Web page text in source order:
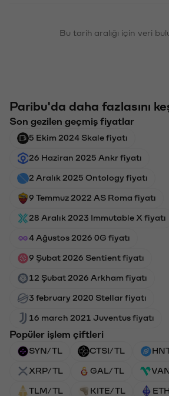
Bu tarih aralığı için veri
Paribu'da daha fazlasını
Son gezilen geçmiş fiyatlar
5 Ekim 2024 Skale fiyatı
26 Haziran 2025 Ankr fiyatı
2 Aralık 2025 Ontology fiyatı
9 Temmuz 2022 AS Roma fiyatı
28 Aralık 2023 Immutable X fiyatı
4 Ağustos 2026 0G fiyatı
9 Şubat 2026 Sentient fiyatı
12 Şubat 2026 Arkham fiyatı
3 february 2020 Stellar fiyatı
16 march 2021 Juventus fiyatı
Popüler işlem çiftleri
SYN/TL CTSI/TL
XRP/TL GAL/TL
TLM/TL KITE/TL